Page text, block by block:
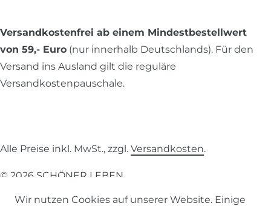
Versandkostenfrei ab einem Mindestbestellwert
von 59,- Euro (nur innerhalb Deutschlands). Für den
Versand ins Ausland gilt die reguläre
Versandkostenpauschale.
Alle Preise inkl. MwSt., zzgl. Versandkosten.
© 2026 SCHÖNER LEBEN.
Wir nutzen Cookies auf unserer Website. Einige